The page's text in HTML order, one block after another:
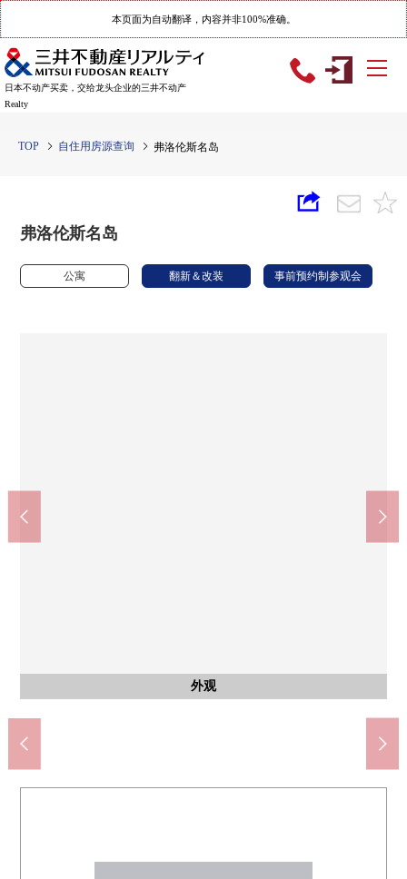
本页面为自动翻译，内容并非100%准确。
日本不动产买卖，交给龙头企业的三井不动产
Realty
TOP 自住用房源查询 弗洛伦斯名岛
弗洛伦斯名岛
公寓 翻新＆改装 事前预约制参观会
外观
客厅
LDK
客厅
LDK
厨房
洗脸
公共汽车
厕所
西式房间
约6.3张塌塌米
西式房间
约6.3张塌塌米
西式房间
约6.5张塌塌米
西式房间
约6.5张塌塌米
西式房间
约5.8张塌塌米
西式房间
约5.8张塌塌米
收纳
步入式衣帽间
收纳
步入式衣帽间
风景
风景
客厅
LDK
客厅
LDK
厨房
餐具冲洗烘干机
厨房
煤气灶
门口
停车场
共有部分
自行车停放处
共有部分
摩托车堆放处、自行车停放处
共有部分
防风林室
入口
入口
外观
MAXVALU千早商店(约1030m)
十一药店名岛商店(约810m)
福冈松崎邮局(约1030m)
名岛小学(约550m)
松崎中学(约1240m)